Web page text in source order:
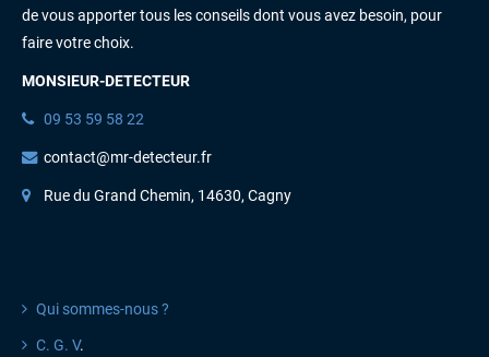
de vous apporter tous les conseils dont vous avez besoin, pour
faire votre choix.
MONSIEUR-DETECTEUR
09 53 59 58 22
contact@mr-detecteur.fr
Rue du Grand Chemin, 14630, Cagny
Qui sommes-nous ?
C. G. V.